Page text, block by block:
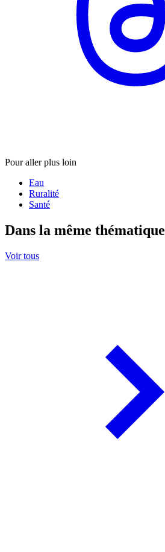
Pour aller plus loin
Eau
Ruralité
Santé
Dans la même thématique
Voir tous